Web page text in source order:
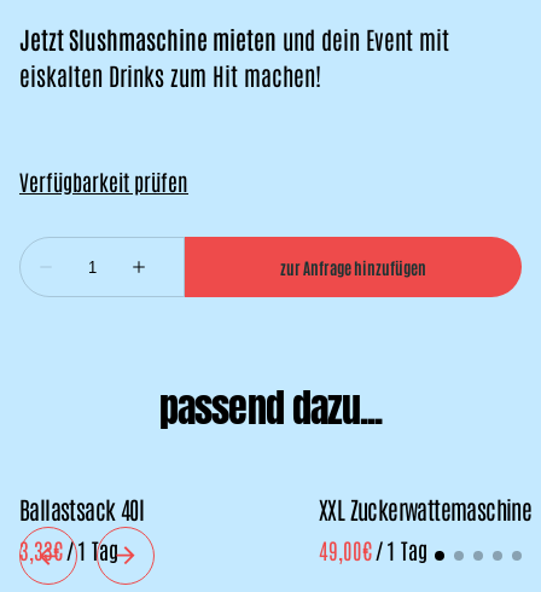
Jetzt Slushmaschine mieten und dein Event mit
eiskalten Drinks zum Hit machen!
passend dazu...
Ballastsack 40l
/
XXL Zuckerwattemaschine
/